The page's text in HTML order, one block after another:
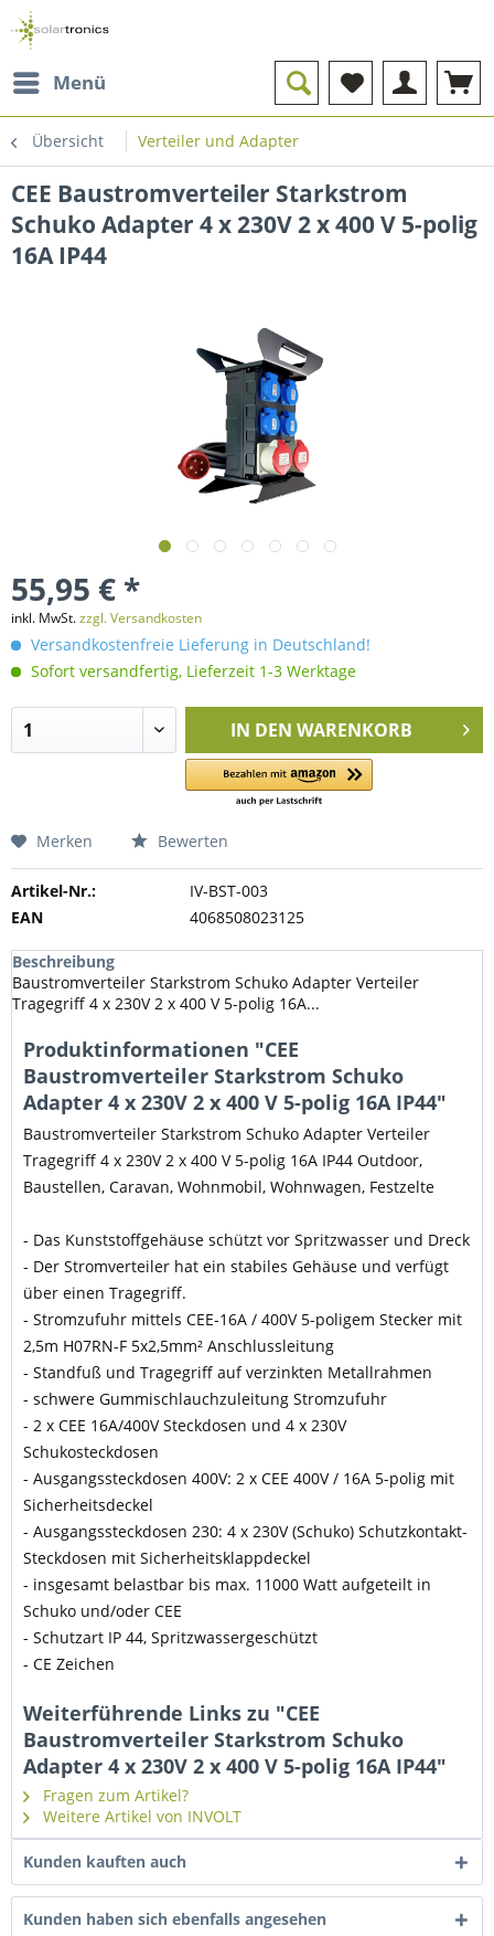
Menü
Übersicht Verteiler und Adapter
CEE Baustromverteiler Starkstrom
Schuko Adapter 4 x 230V 2 x 400 V 5-polig
16A IP44
55,95 € *
inkl. MwSt.zzgl. Versandkosten
Versandkostenfreie Lieferung in Deutschland!
Sofort versandfertig, Lieferzeit 1-3 Werktage
IN DEN WARENKORB
Merken Bewerten
Artikel-Nr.:
IV-BST-003
EAN
4068508023125
Beschreibung
Baustromverteiler Starkstrom Schuko Adapter Verteiler
Tragegriff 4 x 230V 2 x 400 V 5-polig 16A...
Produktinformationen "CEE
Baustromverteiler Starkstrom Schuko
Adapter 4 x 230V 2 x 400 V 5-polig 16A IP44"
Baustromverteiler Starkstrom Schuko Adapter Verteiler
Tragegriff 4 x 230V 2 x 400 V 5-polig 16A IP44 Outdoor,
Baustellen, Caravan, Wohnmobil, Wohnwagen, Festzelte
- Das Kunststoffgehäuse schützt vor Spritzwasser und Dreck
- Der Stromverteiler hat ein stabiles Gehäuse und verfügt
über einen Tragegriff.
- Stromzufuhr mittels CEE-16A / 400V 5-poligem Stecker mit
2,5m H07RN-F 5x2,5mm² Anschlussleitung
- Standfuß und Tragegriff auf verzinkten Metallrahmen
- schwere Gummischlauchzuleitung Stromzufuhr
- 2 x CEE 16A/400V Steckdosen und 4 x 230V
Schukosteckdosen
- Ausgangssteckdosen 400V: 2 x CEE 400V / 16A 5-polig mit
Sicherheitsdeckel
- Ausgangssteckdosen 230: 4 x 230V (Schuko) Schutzkontakt-
Steckdosen mit Sicherheitsklappdeckel
- insgesamt belastbar bis max. 11000 Watt aufgeteilt in
Schuko und/oder CEE
- Schutzart IP 44, Spritzwassergeschützt
- CE Zeichen
Weiterführende Links zu "CEE
Baustromverteiler Starkstrom Schuko
Adapter 4 x 230V 2 x 400 V 5-polig 16A IP44"
Fragen zum Artikel?
Weitere Artikel von INVOLT
Kunden kauften auch
Kunden haben sich ebenfalls angesehen